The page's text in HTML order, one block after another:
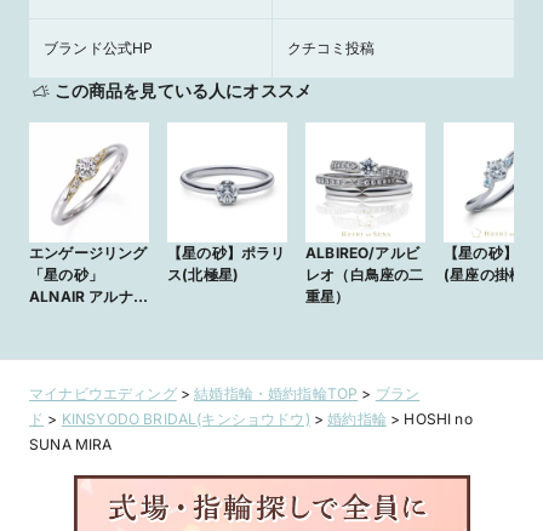
ブランド公式HP クチコミ投稿
この商品を見ている人にオススメ
エンゲージリング
「星の砂」
ALNAIR アルナイ
【星の砂】ポラリ
ス(北極星)
ALBIREO/アルビ
レオ（白鳥座の二
重星）
【星の砂】ア
(星座の掛橋)
マイナビウエディング>結婚指輪・婚約指輪TOP > ブラン
ド > KINSYODO BRIDAL(キンショウドウ) >婚約指輪 > HOSHI no
SUNA MIRA